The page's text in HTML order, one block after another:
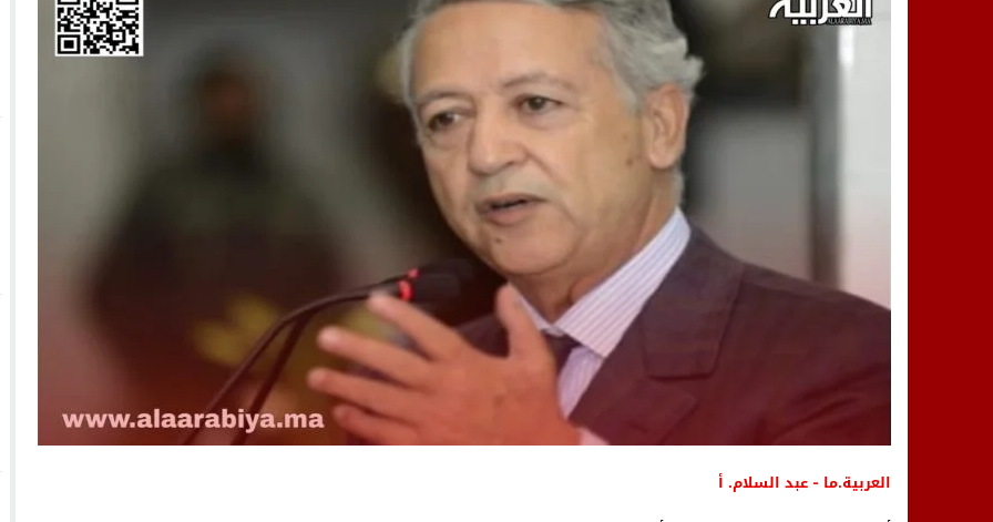
14:25
“العربية.ما” تنشر أخبار تيفلت وأصداء الأحداث فيها بصيغة أخرى
الجيش الملكي ينتفض ضد تعيين “ندالا”
18:23
طاطا: “اعتداء” على حقوقي يشعل غضب الجمعيات وملف “ماء القصبة” يفجّر الأوضاع
13:35 عقول الغد تصنع المستقبل: مسابقة “Robot Innov” بمراكش تؤسس لجيل الابتكار والتكنولوجيا
العربية.ما - عبد السلام. أ